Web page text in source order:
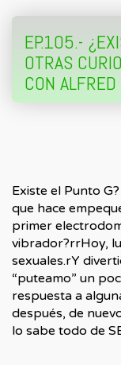
EP.105.-
OTRAS
CON
Existe el Punto
que hace
primer
vibrador?rrHoy,
sexuales.rY
“puteamo” un
respuesta a
después, de
lo sabe todo de